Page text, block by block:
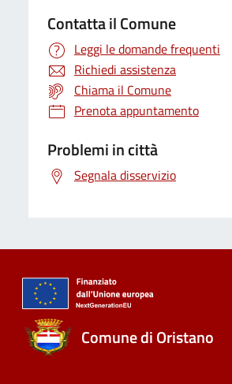
Contatta il Comune
Leggi le domande frequenti
Richiedi assistenza
Chiama il Comune
Prenota appuntamento
Problemi in città
Segnala disservizio
Comune di Oristano